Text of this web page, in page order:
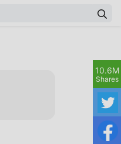
10.6M
Shares